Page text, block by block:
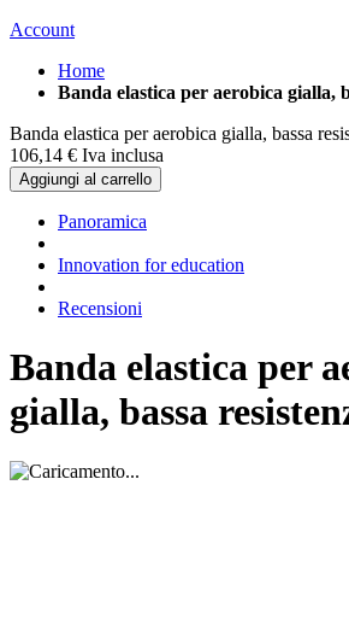
Account
Home
Banda elastica per aerobica gialla,
Banda elastica per aerobica gialla, bassa
106,14 € Iva inclusa
Aggiungi al carrello
Panoramica
Innovation for education
Recensioni
Banda elastica per
gialla, bassa